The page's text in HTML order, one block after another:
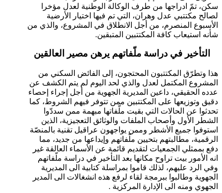
سكن، تمّ ادراجها من طرف الوكالة الوطنية لعدل مؤخرا
لصالح مكتتبي عدل وهران، التي تم فيها اختيار الأرضية
الأسبوع المنصرم، من أجل الانطلاق في المشروع، والذي من
شأنه استيعاب كافة المكتتبين المتبقين.
التأخير في دراسة ملّفاتهم يرهن مصير العالقين
هذا وتطرّق المكتتبون المحتجون، إلى الفائض السكني من
المشروع المكتمل لعدل والذي لحد اليوم لم يتم الكشف عن
عدده الحقيقي، داعين المديرية الجهوية من أجل إجراء إحصاء
دقيق وتوزيعها على المكتتبين ممن تتوفر فيهم الشروط، كما
تحدثوا عن الحالات التي بقيت ملّفاتها مبهمة ممن سددّوا
الشطر الأول وأصحاب الملفات والوثائق التعجيزية، الذين
استوفوا جميع الأشطر وممن يواجهون عراقيل تقنية بالمنصّة
الرقمية، مطالبتهم بتحيين ملّفاتهم وإيداعها من جديد، مما
دفع بممثلي الجمعيات لتقديم قائمة عن الأسماء العالقة غير
انه الأمور بيت تراوح مكانها بعد التأخير في دراسة ملّفاتهم
وفي الرد عليهم، لذلك قاموا بمراسلة كتابية الى المديرية
الجهوية وطالبوا ببرمجة لقاء لرفع هذه انشغالات الى المدير
الجهوي ومنه الى الإدارة المركزية .